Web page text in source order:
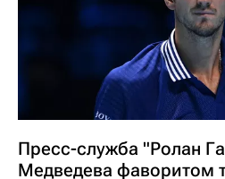
Пресс-служба "Ролан
Медведева фаворитом